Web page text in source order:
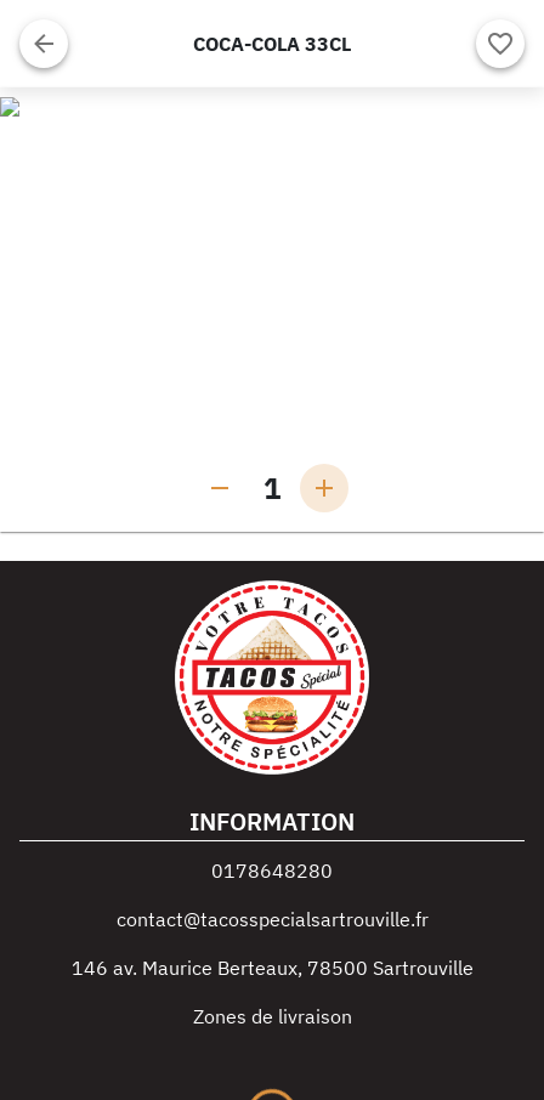
COCA-COLA 33CL
1
INFORMATION
0178648280
contact@tacosspecialsartrouville.fr
146 av. Maurice Berteaux, 78500 Sartrouville
Zones de livraison